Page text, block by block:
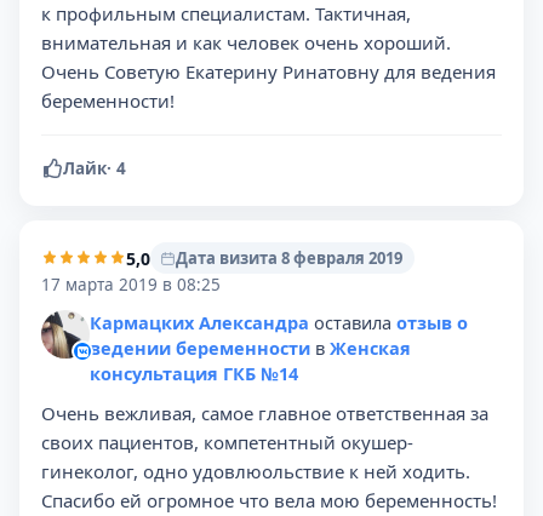
к профильным специалистам. Тактичная,
внимательная и как человек очень хороший.
Очень Советую Екатерину Ринатовну для ведения
беременности!
Лайк· 4
5,0
Дата визита 8 февраля 2019
17 марта 2019 в 08:25
Кармацких Александра оставила отзыв о
ведении беременности в Женская
консультация ГКБ №14
Очень вежливая, самое главное ответственная за
своих пациентов, компетентный окушер-
гинеколог, одно удовлюольствие к ней ходить.
Спасибо ей огромное что вела мою беременность!